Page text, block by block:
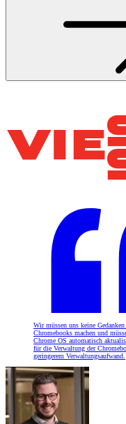
Wir müssen uns keine
Chromebooks machen und
Chrome OS automatisch
für die Verwaltung der
geringerem Verwaltungsaufwand.